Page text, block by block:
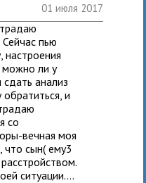
01 июля 2017
пью
настроения
можно ли у
анализ
и
со
вечная моя
сын( ему3
ситуации....